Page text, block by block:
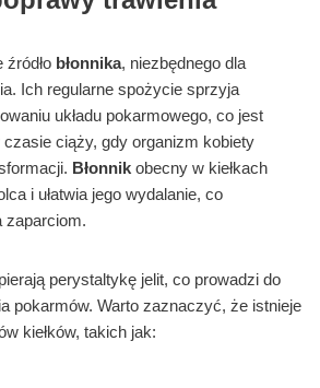
błonnika, niezbędnego dla
Ich regularne spożycie sprzyja
układu pokarmowego, co jest
ciąży, gdy organizm kobiety
Błonnik obecny w kiełkach
i ułatwia jego wydalanie, co
zaparciom.
perystaltykę jelit, co prowadzi do
pokarmów. Warto zaznaczyć, że istnieje
kiełków, takich jak: